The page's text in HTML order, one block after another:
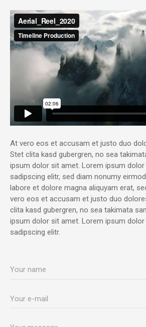
At vero eos et accusam et justo duo
Stet clita kasd gubergren, no sea
ipsum dolor sit amet. Lorem ipsum
sadipscing elitr, sed diam nonumy
labore et dolore magna aliquyam erat,
vero eos et accusam et justo duo
clita kasd gubergren, no sea takimata
ipsum dolor sit amet. Lorem ipsum
sadipscing elitr.